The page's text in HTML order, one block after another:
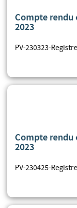
Compte rendu
2023
PV-230323-
Compte rendu
2023
PV-230425-